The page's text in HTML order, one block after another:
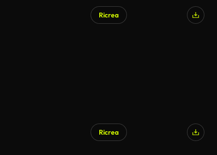
Ricrea
Ricrea